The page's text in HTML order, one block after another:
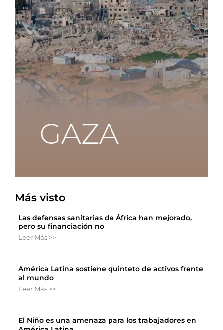
Más visto
Las defensas sanitarias de África han mejorado,
pero su financiación no
Leer Más >>
América Latina sostiene quinteto de activos frente
al mundo
Leer Más >>
El Niño es una amenaza para los trabajadores en